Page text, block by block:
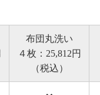
布団丸洗い
４枚：25,812円
（税込）